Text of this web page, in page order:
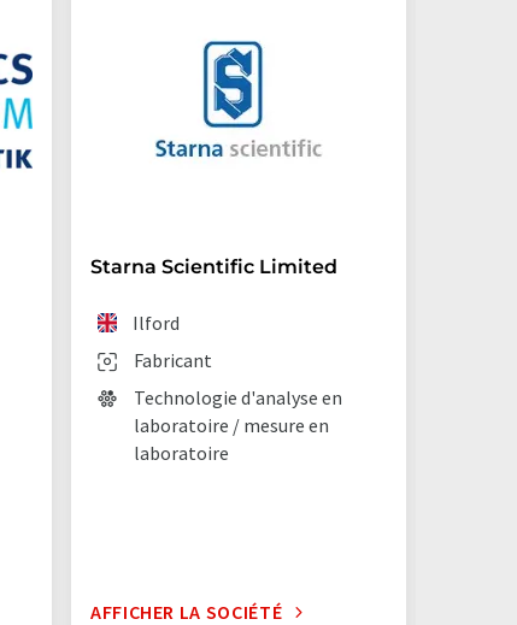
Starna Scientific Limited
Fabricant
Ilford
Technologie d'analyse en
laboratoire / mesure en
laboratoire
AFFICHER LA SOCIÉTÉ